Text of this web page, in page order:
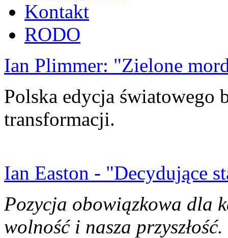
Kontakt
RODO
Ian Plimmer: "Zielone
Polska edycja światowego
transformacji.
Ian Easton - "Decydujące
Pozycja obowiązkowa dla
wolność i nasza przyszłość.